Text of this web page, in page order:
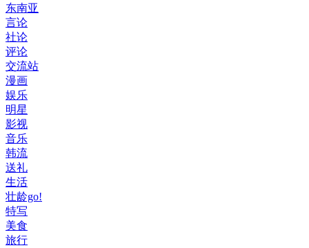
东南亚
言论
社论
评论
交流站
漫画
娱乐
明星
影视
音乐
韩流
送礼
生活
壮龄go!
特写
美食
旅行